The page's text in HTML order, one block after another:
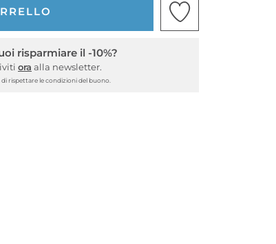
risparmiare il -10%?
ora alla newsletter.
di rispettare le condizioni del buono.